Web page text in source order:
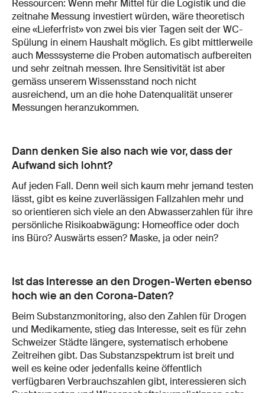
Ressourcen: Wenn mehr Mittel für die Logistik und die
zeitnahe Messung investiert würden, wäre theoretisch
eine «Lieferfrist» von zwei bis vier Tagen seit der WC-
Spülung in einem Haushalt möglich. Es gibt mittlerweile
auch Messsysteme die Proben automatisch aufbereiten
und sehr zeitnah messen. Ihre Sensitivität ist aber
gemäss unserem Wissensstand noch nicht
ausreichend, um an die hohe Datenqualität unserer
Messungen heranzukommen.
Dann denken Sie also nach wie vor, dass der
Aufwand sich lohnt?
Auf jeden Fall. Denn weil sich kaum mehr jemand testen
lässt, gibt es keine zuverlässigen Fallzahlen mehr und
so orientieren sich viele an den Abwasserzahlen für ihre
persönliche Risikoabwägung: Homeoffice oder doch
ins Büro? Auswärts essen? Maske, ja oder nein?
Ist das Interesse an den Drogen-Werten ebenso
hoch wie an den Corona-Daten?
Beim Substanzmonitoring, also den Zahlen für Drogen
und Medikamente, stieg das Interesse, seit es für zehn
Schweizer Städte längere, systematisch erhobene
Zeitreihen gibt. Das Substanzspektrum ist breit und
weil es keine oder jedenfalls keine öffentlich
verfügbaren Verbrauchszahlen gibt, interessieren sich